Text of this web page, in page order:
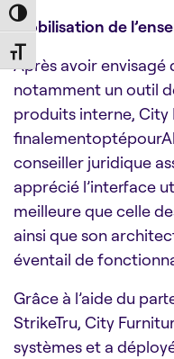
Toggle High Contrast
Toggle Font size
Mobilisation de
Après avoir envisagé
notamment un outil
produits interne, City
conseiller juridique
apprécié l’interface
meilleure que celle
ainsi que son
éventail de
Grâce à l’aide du
StrikeTru, City
systèmes et a